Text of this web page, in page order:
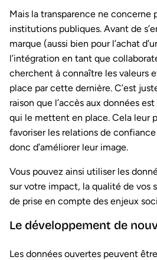
Mais la transparence ne concerne
institutions publiques. Avant de
marque (aussi bien pour l’achat
l’intégration en tant que
cherchent à connaître les valeurs
place par cette dernière. C’est
raison que l’accès aux données
qui le mettent en place. Cela leur
favoriser les relations de
donc d’améliorer leur image.
Vous pouvez ainsi utiliser les
sur votre impact, la qualité de vos
de prise en compte des enjeux
Le développement de
Les données ouvertes peuvent